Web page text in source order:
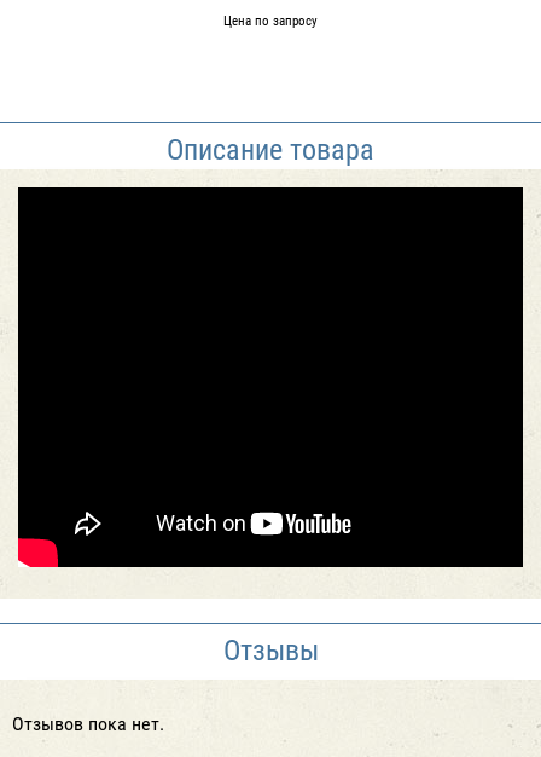
Цена по запросу
Описание товара
Отзывы
Отзывов пока нет.